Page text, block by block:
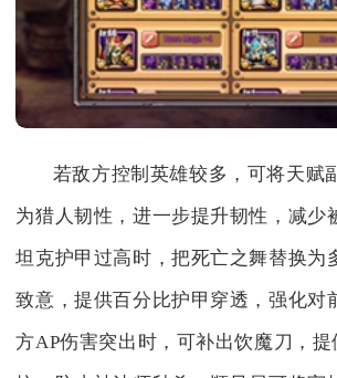
若敌方控制英雄较多，可将天赋
为猎人韧性，进一步提升韧性，减少
坦克护甲过高时，把死亡之舞替换为
致意，提供百分比护甲穿透，强化对
方AP伤害突出时，可补出饮魔刀，